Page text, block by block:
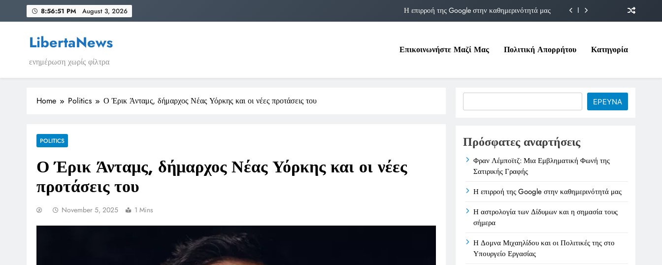
8:56:51 PM August 3, 2026
Η επιρροή της Google στην καθημερινότητά μας
Η Δομνα Μιχαηλίδου και οι Πολιτικές της στο Υπουργείο Εργασίας
Η επιρροή της Google στην καθημερινότητά μας
Η αστρολογία των Δίδυμων και η σημασία τους σήμερα
LibertaNews
ενημέρωση χωρίς φίλτρα
Επικοινωνήστε Μαζί Μας Πολιτική Απορρήτου Κατηγορία
Home Politics Ο Έρικ Άνταμς, δήμαρχος Νέας Υόρκης και οι νέες προτάσεις του
POLITICS
Ο Έρικ Άνταμς, δήμαρχος Νέας Υόρκης και οι νέες
προτάσεις του
November 5, 2025 1 Mins
ΕΡΕΥΝΑ
Πρόσφατες αναρτήσεις
Φραν Λέμποϊτζ: Μια Εμβληματική Φωνή της
Σατιρικής Γραφής
Η επιρροή της Google στην καθημερινότητά μας
Η αστρολογία των Δίδυμων και η σημασία τους
σήμερα
Η Δομνα Μιχαηλίδου και οι Πολιτικές της στο
Υπουργείο Εργασίας